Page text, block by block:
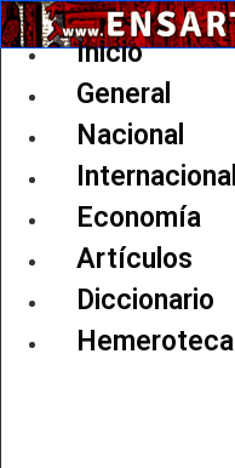
Ir
al
Inicio
General
Nacional
Internacional
Economía
Artículos
Diccionario
Hemeroteca